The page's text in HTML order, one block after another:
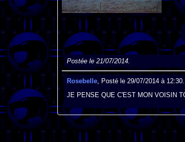
Postée le 21/07/2014.
Rosebelle, Posté le 29/07/2014 à 12:30.
JE PENSE QUE C'EST MON VOISIN